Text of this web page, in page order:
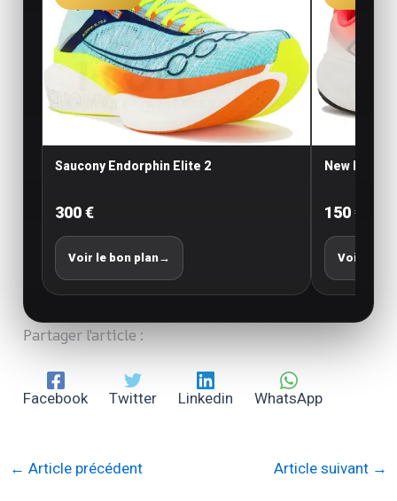
Saucony Endorphin Elite 2
300 €
Voir le bon plan→
New
150 €
Voir le
Partager l'article :
Facebook Twitter Linkedin WhatsApp
← Article précédent Article suivant →